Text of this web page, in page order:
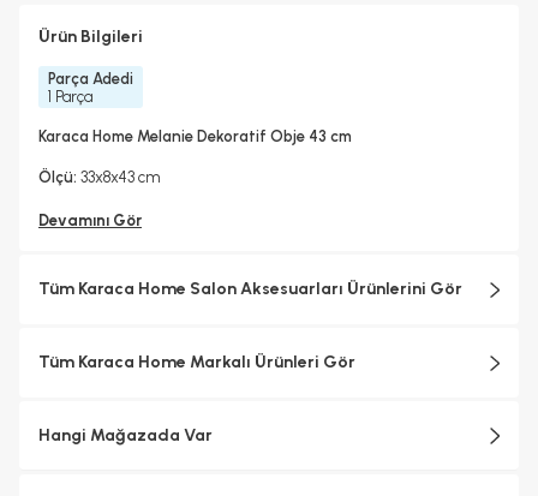
Ürün Bilgileri
Parça Adedi
1 Parça
Karaca Home Melanie Dekoratif Obje 43 cm
Ölçü: 33x8x43 cm
Devamını Gör
Tüm Karaca Home Salon Aksesuarları Ürünlerini Gör
Tüm Karaca Home Markalı Ürünleri Gör
Hangi Mağazada Var